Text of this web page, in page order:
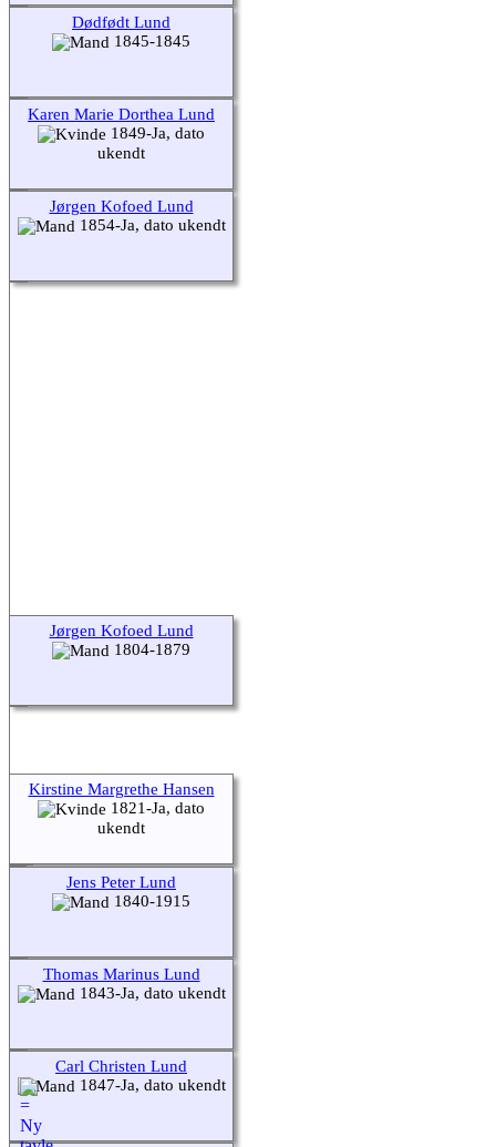
Dødfødt Lund
1845-1845
Karen Marie Dorthea Lund
1849-Ja, dato
ukendt
Jørgen Kofoed Lund
1854-Ja, dato ukendt
Jørgen Kofoed Lund
1804-1879
Kirstine Margrethe Hansen
1821-Ja, dato
ukendt
Jens Peter Lund
1840-1915
Thomas Marinus Lund
1843-Ja, dato ukendt
Carl Christen Lund
1847-Ja, dato ukendt